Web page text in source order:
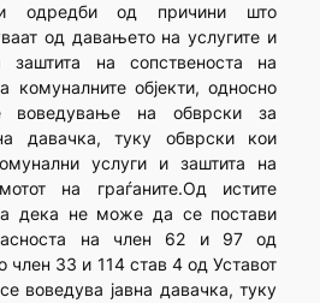
одредби од причини што
од давањето на услугите и
на сопственоста на
комуналните објекти, односно
на обврски за
давачка, туку обврски кои
услуги и заштита на
на граѓаните.Од истите
дека не може да се постави
на член 62 и 97 од
член 33 и 114 став 4 од Уставот
воведува јавна давачка, туку